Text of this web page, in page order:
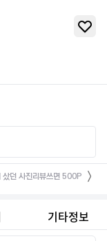
샀던 사진리뷰쓰면 500P
기타정보